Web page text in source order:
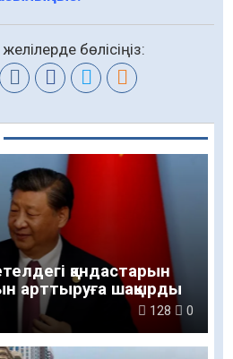
бөлісіңіз:
қандастарын
арттыруға шақырды
128 0